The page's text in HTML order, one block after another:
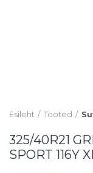
Esileht Tooted
325/40R21
SPORT 116Y